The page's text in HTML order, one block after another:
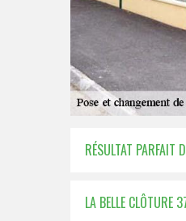
RÉSULTAT PARFAIT
LA BELLE CLÔTURE